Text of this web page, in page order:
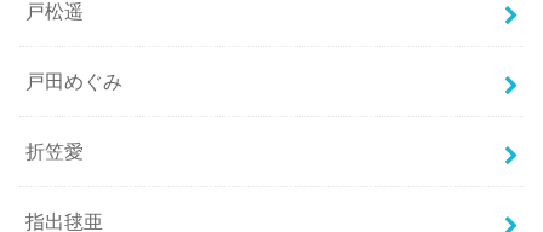
戸松遥
戸田めぐみ
折笠愛
指出毬亜